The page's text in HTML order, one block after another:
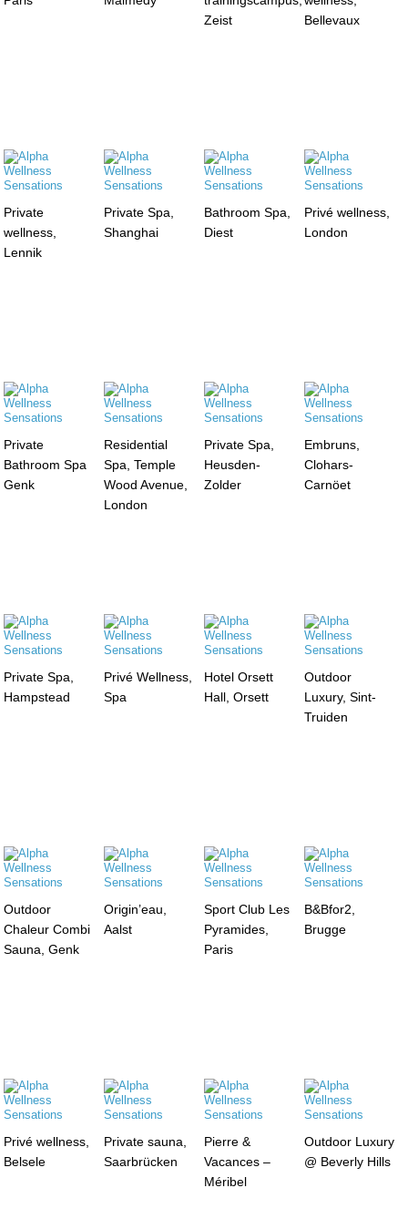
Zeist
Bellevaux
Private
wellness,
Lennik
Private Spa,
Shanghai
Bathroom Spa,
Diest
Privé wellness,
London
Private
Bathroom Spa
Genk
Residential
Spa, Temple
Wood Avenue,
London
Private Spa,
Heusden-
Zolder
Embruns,
Clohars-
Carnöet
Private Spa,
Hampstead
Privé Wellness,
Spa
Hotel Orsett
Hall, Orsett
Outdoor
Luxury, Sint-
Truiden
Outdoor
Chaleur Combi
Sauna, Genk
Origin’eau,
Aalst
Sport Club Les
Pyramides,
Paris
B&Bfor2,
Brugge
Privé wellness,
Belsele
Private sauna,
Saarbrücken
Pierre &
Vacances –
Méribel
Outdoor Luxury
@ Beverly Hills